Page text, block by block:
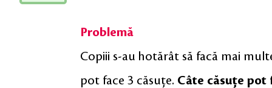
Problemă
Copiii s-au hotărât să facă mai
pot face 3 căsuţe. Câte căsuţe pot